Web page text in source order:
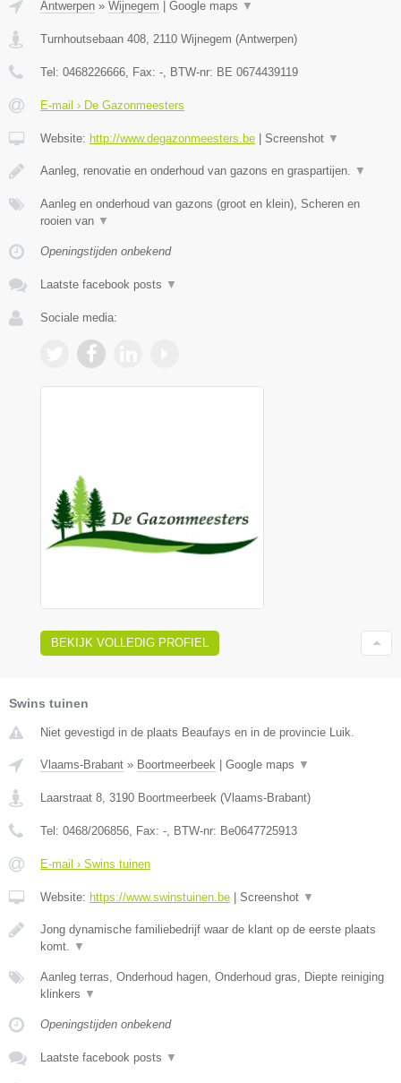
Antwerpen » Wijnegem Google maps ▼
Turnhoutsebaan 408, 2110 Wijnegem (Antwerpen)
Tel: 0468226666, Fax: -, BTW-nr: BE 0674439119
E-mail › De Gazonmeesters
Website: http://www.degazonmeesters.be Screenshot ▼
Aanleg, renovatie en onderhoud van gazons en graspartijen. ▼
Aanleg en onderhoud van gazons (groot en klein), Scheren en
rooien van ▼
Openingstijden onbekend
Laatste facebook posts ▼
Sociale media:
BEKIJK VOLLEDIG PROFIEL
Swins tuinen
Niet gevestigd in de plaats Beaufays en in de provincie Luik.
Vlaams-Brabant » Boortmeerbeek Google maps ▼
Laarstraat 8, 3190 Boortmeerbeek (Vlaams-Brabant)
Tel: 0468/206856, Fax: -, BTW-nr: Be0647725913
E-mail › Swins tuinen
Website: https://www.swinstuinen.be Screenshot ▼
Jong dynamische familiebedrijf waar de klant op de eerste plaats
komt. ▼
Aanleg terras, Onderhoud hagen, Onderhoud gras, Diepte reiniging
klinkers ▼
Openingstijden onbekend
Laatste facebook posts ▼